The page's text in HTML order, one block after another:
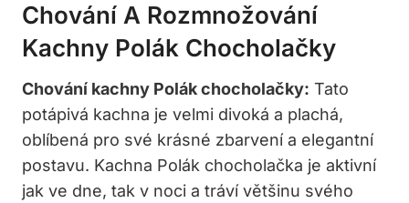
Chování A Rozmnožování
Kachny Polák Chocholačky
Chování kachny Polák chocholačky: Tato
potápivá kachna je velmi divoká a plachá,
oblíbená pro své krásné zbarvení a elegantní
postavu. Kachna Polák chocholačka je aktivní
jak ve dne, tak v noci a tráví většinu svého